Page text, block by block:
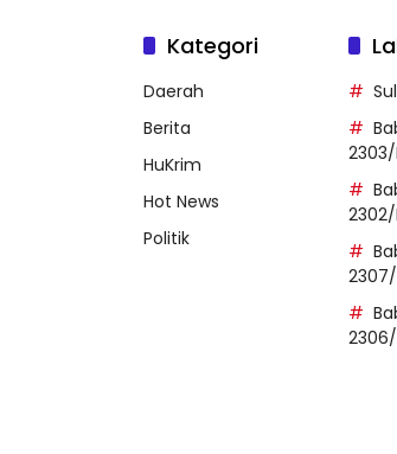
Kategori
Daerah
Berita
HuKrim
Hot News
Politik